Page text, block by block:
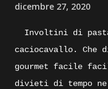
dicembre 27, 2020
Involtini di
caciocavallo. Che
gourmet facile
divieti di tempo ne